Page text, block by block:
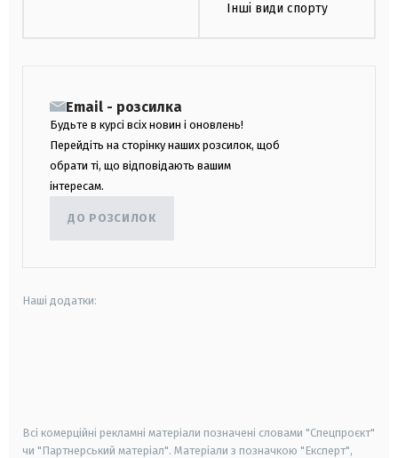
Інші види спорту
Email - розсилка
Будьте в курсі всіх новин і оновлень!
Перейдіть на сторінку наших розсилок, щоб
обрати ті, що відповідають вашим
інтересам.
ДО РОЗСИЛОК
Наші додатки:
Всі комерційні рекламні матеріали позначені словами "Спецпроєкт"
чи "Партнерський матеріал". Матеріали з позначкою "Експерт",